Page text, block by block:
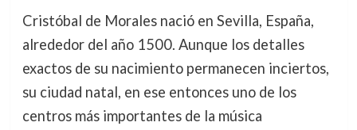
Cristóbal de Morales nació en Sevilla, España,
alrededor del año 1500. Aunque los detalles
exactos de su nacimiento permanecen inciertos,
su ciudad natal, en ese entonces uno de los
centros más importantes de la música